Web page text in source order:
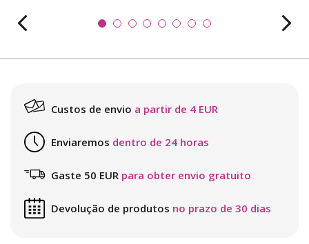
Custos de envio a partir de 4 EUR
Enviaremos dentro de 24 horas
Gaste 50 EUR para obter envio gratuito
Devolução de produtos no prazo de 30 dias